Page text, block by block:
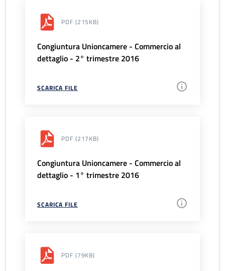
PDF (215KB)
Congiuntura Unioncamere - Commercio al
dettaglio - 2° trimestre 2016
SCARICA FILE
PDF (217KB)
Congiuntura Unioncamere - Commercio al
dettaglio - 1° trimestre 2016
SCARICA FILE
PDF (79KB)